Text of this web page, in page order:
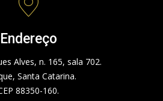
Endereço
Alves, n. 165, sala 702.
Santa Catarina.
88350-160.